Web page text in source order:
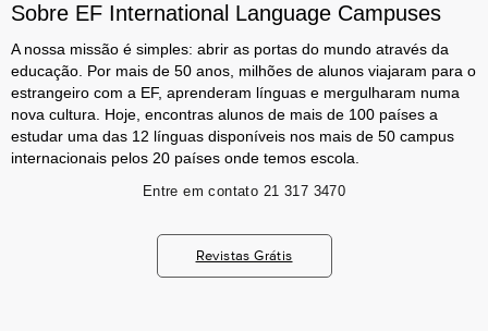
Sobre EF International Language Campuses
A nossa missão é simples: abrir as portas do mundo através da
educação. Por mais de 50 anos, milhões de alunos viajaram para o
estrangeiro com a EF, aprenderam línguas e mergulharam numa
nova cultura. Hoje, encontras alunos de mais de 100 países a
estudar uma das 12 línguas disponíveis nos mais de 50 campus
internacionais pelos 20 países onde temos escola.
Entre em contato 21 317 3470
Revistas Grátis